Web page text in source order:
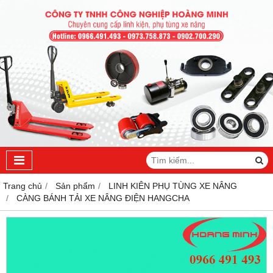
Trang chủ Sản phẩm
LINH KIÊN PHỤ TÙNG XE NÂNG
CÀNG BÁNH TẢI XE NÂNG ĐIỆN HANGCHA